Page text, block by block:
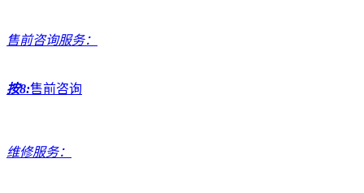
售前咨询服务：
按8:售前咨询
维修服务：